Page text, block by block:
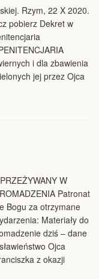
Rzym, 22 X 2020.
pobierz Dekret w
i dla zbawienia
jej przez Ojca
W
Patronat
Bogu za otrzymane
Materiały do
dziś – dane
Ojca
z okazji